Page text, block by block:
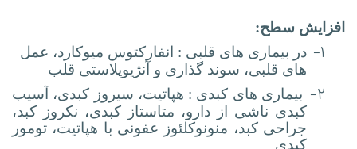
افزایش سطح:
۱-
در بیماری های قلبی : انفارکتوس میوکارد، عمل
های قلبی، سوند گذاری و آنژیوپلاستی قلب
۲-
بیماری های کبدی : هپاتیت، سیروز کبدی، آسیب
کبدی ناشی از دارو، متاستاز کبدی، نکروز کبد،
جراحی کبد، منونوکلئوز عفونی با هپاتیت، تومور
کبدی